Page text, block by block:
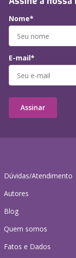
Dúvidas/Atendimento
Autores
Blog
Quem somos
Fatos e Dados
Nome*
E-mail*
Assinar